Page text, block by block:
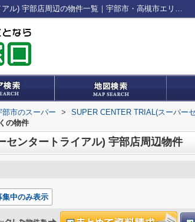
SUPER CENTER TRIAL(スーパーセンタートライアル) 宇部店周辺の物件一覧｜宇部市・高槻市エリアの不動産売買情報｜株式会社心輝
部市のスーパー > SUPER CENTER TRIAL(スーパー
の物件
センタートライアル) 宇部店周辺物件
集中のみ表示